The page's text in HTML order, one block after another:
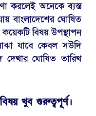
করলেই অনেকে ব্যস্ত
বাংলাদেশের ঘোষিত
বিষয় উপস্থাপন
যাবে কেবল সউদি
ঘোষিত তারিখ
খুব গুরুত্বপূর্ণ।